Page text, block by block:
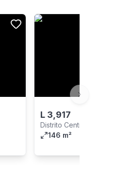
L 3,917
Distrito Central, Fco.
146 m²
Next slide